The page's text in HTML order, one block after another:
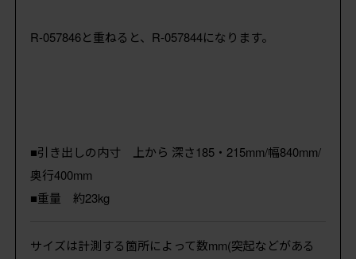
R-057846と重ねると、R-057844になります。
■引き出しの内寸 上から 深さ185・215mm/幅840mm/
奥行400mm
■重量 約23kg
サイズは計測する箇所によって数mm(突起などがある